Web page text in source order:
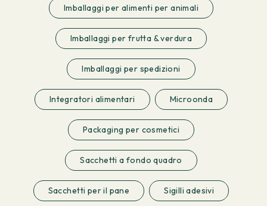
Imballaggi per alimenti per animali
Imballaggi per frutta & verdura
Imballaggi per spedizioni
Integratori alimentari Microonda
Packaging per cosmetici
Sacchetti a fondo quadro
Sacchetti per il pane Sigilli adesivi